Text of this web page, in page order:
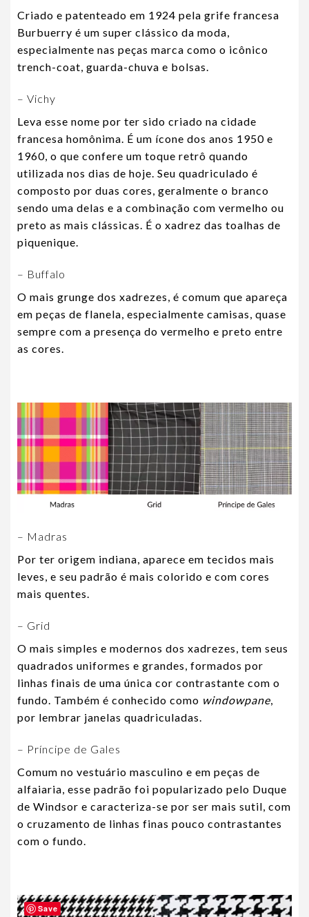
Criado e patenteado em 1924 pela grife francesa
Burbuerry é um super clássico da moda,
especialmente nas peças marca como o icônico
trench-coat, guarda-chuva e bolsas.
– Vichy
Leva esse nome por ter sido criado na cidade
francesa homônima. É um ícone dos anos 1950 e
1960, o que confere um toque retrô quando
utilizada nos dias de hoje. Seu quadriculado é
composto por duas cores, geralmente o branco
sendo uma delas e a combinação com vermelho ou
preto as mais clássicas. É o xadrez das toalhas de
piquenique.
– Buffalo
O mais grunge dos xadrezes, é comum que apareça
em peças de flanela, especialmente camisas, quase
sempre com a presença do vermelho e preto entre
as cores.
– Madras
Por ter origem indiana, aparece em tecidos mais
leves, e seu padrão é mais colorido e com cores
mais quentes.
– Grid
O mais simples e modernos dos xadrezes, tem seus
quadrados uniformes e grandes, formados por
linhas finais de uma única cor contrastante com o
fundo. Também é conhecido como windowpane,
por lembrar janelas quadriculadas.
– Príncipe de Gales
Comum no vestuário masculino e em peças de
alfaiaria, esse padrão foi popularizado pelo Duque
de Windsor e caracteriza-se por ser mais sutil, com
o cruzamento de linhas finas pouco contrastantes
com o fundo.
Save